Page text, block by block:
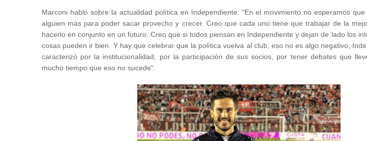
Marconi habló sobre la actualidad política en Independiente: "En el movimiento no esperamos
alguien más para poder sacar provecho y crecer. Creo que cada uno tiene que trabajar de la
hacerlo en conjunto en un futuro. Creo que si todos piensan en Independiente y dejan de lado los
cosas pueden ir bien. Y hay que celebrar que la política vuelva al club, eso no es algo negativo,
caracterizó por la institucionalidad, por la participación de sus socios, por tener debates que
mucho tiempo que eso no sucede".